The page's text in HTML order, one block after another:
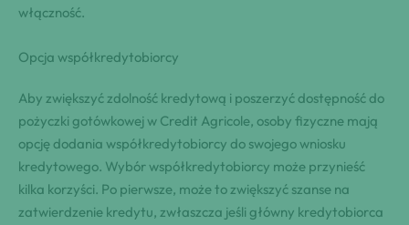
włączność.
Opcja współkredytobiorcy
Aby zwiększyć zdolność kredytową i poszerzyć dostępność do
pożyczki gotówkowej w Credit Agricole, osoby fizyczne mają
opcję dodania współkredytobiorcy do swojego wniosku
kredytowego. Wybór współkredytobiorcy może przynieść
kilka korzyści. Po pierwsze, może to zwiększyć szanse na
zatwierdzenie kredytu, zwłaszcza jeśli główny kredytobiorca